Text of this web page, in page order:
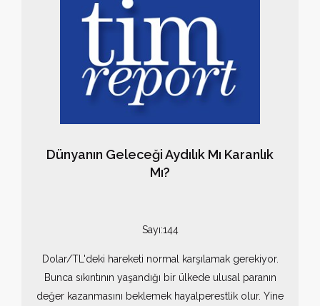
Dünyanın Geleceği Aydılık Mı Karanlık
Mı?
Sayı:144
Dolar/TL'deki hareketi normal karşılamak gerekiyor.
Bunca sıkıntının yaşandığı bir ülkede ulusal paranın
değer kazanmasını beklemek hayalperestlik olur. Yine